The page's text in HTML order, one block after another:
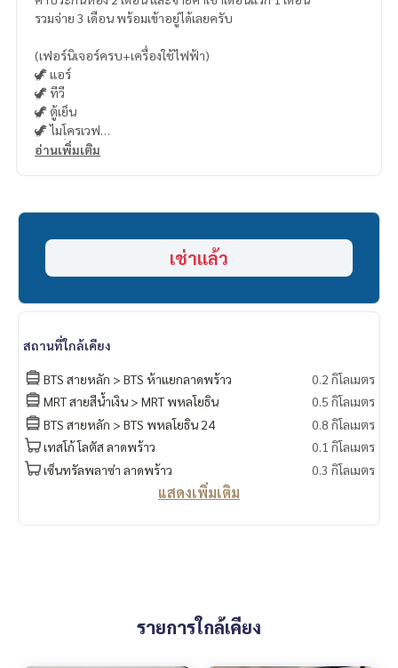
รวมจ่าย 3 เดือน พร้อมเข้าอยู่ได้เลยครับ
(เฟอร์นิเจอร์ครบ+เครื่องใช้ไฟฟ้า)
🦖 แอร์
🦖 ทีวี
🦖 ตู้เย็น
🦖 ไมโครเวฟ
🦖 เครื่องทำน้ำอุ่น
อ่านเพิ่มเติม
เช่าแล้ว
สถานที่ใกล้เคียง
BTS สายหลัก > BTS ห้าแยกลาดพร้าว
0.2 กิโลเมตร
MRT สายสีน้ำเงิน > MRT พหลโยธิน
0.5 กิโลเมตร
BTS สายหลัก > BTS พหลโยธิน 24
0.8 กิโลเมตร
เทสโก้ โลตัส ลาดพร้าว
0.1 กิโลเมตร
เซ็นทรัลพลาซ่า ลาดพร้าว
0.3 กิโลเมตร
แสดงเพิ่มเติม
รายการใกล้เคียง